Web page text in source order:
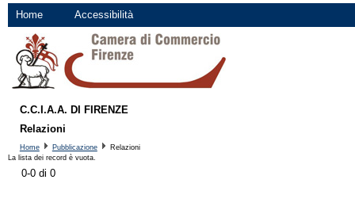
Home Accessibilità
C.C.I.A.A. DI FIRENZE
Relazioni
Home Pubblicazione
Relazioni
La lista dei record è vuota.
0-0 di 0